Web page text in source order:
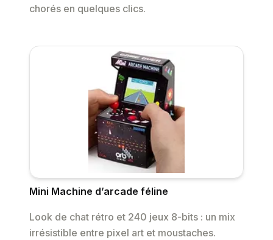
chorés en quelques clics.
Mini Machine d’arcade féline
Look de chat rétro et 240 jeux 8-bits : un mix
irrésistible entre pixel art et moustaches.